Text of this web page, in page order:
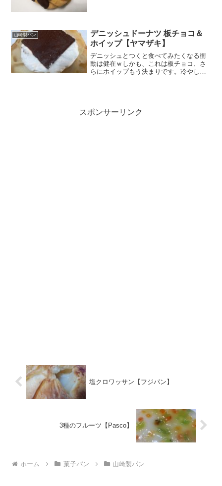
山崎製パン
デニッシュドーナツ 板チョコ＆
ホイップ【ヤマザキ】
デニッシュとつくと食べてみたくなる衝
動は健在ｗしかも、これは板チョコ、さ
らにホイップもう決まりです。冷やして
スポンサーリンク
塩クロワッサン【フジパン】
3種のフルーツ【Pasco】
ホーム 菓子パン 山崎製パン